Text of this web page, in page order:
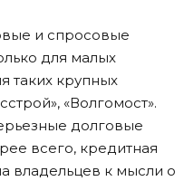
и спросовые
для малых
таких крупных
«Волгомост».
долговые
всего, кредитная
владельцев к мысли о